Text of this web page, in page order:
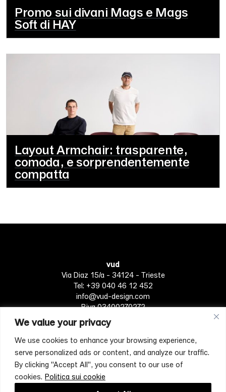
We value your privacy
We use cookies to enhance your browsing experience,
serve personalized ads or content, and analyze our traffic.
By clicking "Accept All", you consent to our use of
cookies. Politica sui cookie
Promo sui divani Mags e Mags
Soft di HAY
Layout Armchair: trasparente,
comoda, e sorprendentemente
compatta
vud
Via Diaz 15/a - 34124 - Trieste
Tel: +39 040 46 12 452
info@vud-design.com
P.iva 03400270272
Cookie policy Termini di Servizio
[mc4wp_form id="4697"]